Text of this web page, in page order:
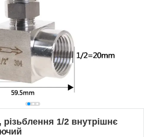
різьблення 1/2 внутрішнє